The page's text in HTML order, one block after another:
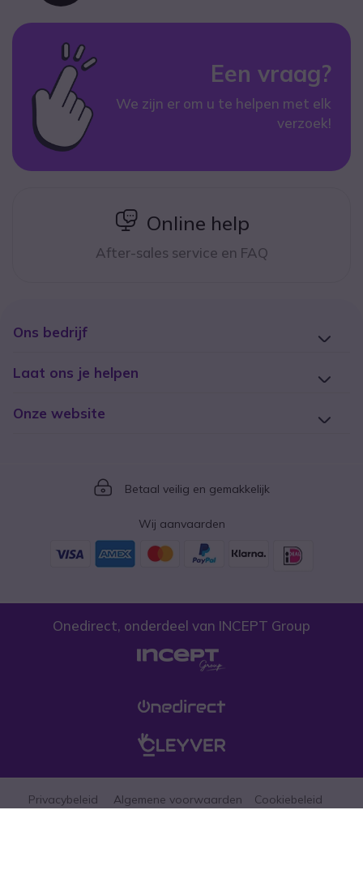
Een vraag?
We zijn er om u te helpen met elk
verzoek!
icon
Online help
After-sales service en FAQ
Ons bedrijf
Laat ons je helpen
Onze website
Icon
Betaal veilig en gemakkelijk
Wij aanvaarden
Onedirect, onderdeel van INCEPT Group
Privacybeleid Algemene voorwaarden Cookiebeleid